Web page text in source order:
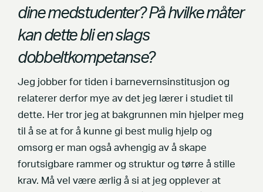
dine medstudenter? På hvilke måter
kan dette bli en slags
dobbeltkompetanse?
Jeg jobber for tiden i barnevernsinstitusjon og
relaterer derfor mye av det jeg lærer i studiet til
dette. Her tror jeg at bakgrunnen min hjelper meg
til å se at for å kunne gi best mulig hjelp og
omsorg er man også avhengig av å skape
forutsigbare rammer og struktur og tørre å stille
krav. Må vel være ærlig å si at jeg opplever at